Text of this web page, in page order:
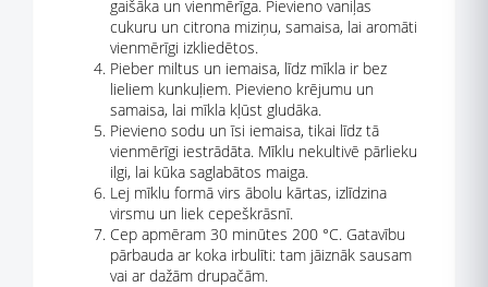
gaišāka un vienmērīga. Pievieno vaniļas
cukuru un citrona miziņu, samaisa, lai aromāti
vienmērīgi izkliedētos.
Pieber miltus un iemaisa, līdz mīkla ir bez
lieliem kunkuļiem. Pievieno krējumu un
samaisa, lai mīkla kļūst gludāka.
Pievieno sodu un īsi iemaisa, tikai līdz tā
vienmērīgi iestrādāta. Mīklu nekultivē pārlieku
ilgi, lai kūka saglabātos maiga.
Lej mīklu formā virs ābolu kārtas, izlīdzina
virsmu un liek cepeškrāsnī.
Cep apmēram 30 minūtes 200 °C. Gatavību
pārbauda ar koka irbulīti: tam jāiznāk sausam
vai ar dažām drupačām.